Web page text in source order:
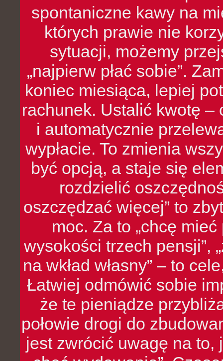
spontaniczne kawy na
których prawie nie
sytuacji, możemy
„najpierw płać sobie”.
koniec miesiąca, lepiej
rachunek. Ustalić kwotę
i automatycznie
wypłacie. To zmienia
być opcją, a staje się
rozdzielić
oszczędzać więcej” to
moc. Za to „chcę
wysokości trzech pensji”,
na wkład własny” – to
Łatwiej odmówić sobie
że te pieniądze
połowie drogi do
jest zwrócić uwagę na to,